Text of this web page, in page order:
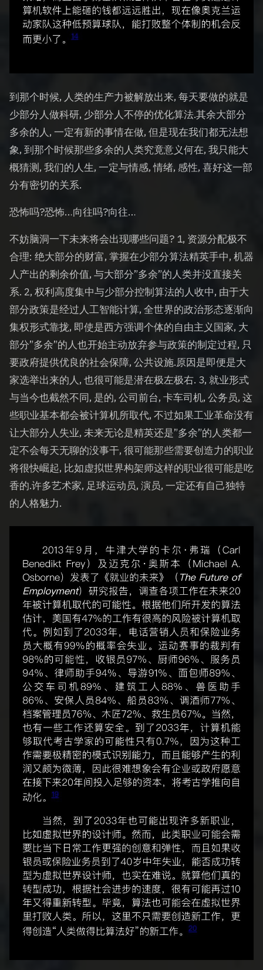
到那个时候, 人类的生产力被解放出来, 每天要做的就是
少部分人做科研, 少部分人不停的优化算法.其余大部分
多余的人, 一定有新的事情在做, 但是现在我们都无法想
象, 到那个时候那些多余的人类究竟意义何在, 我只能大
概猜测, 我们的人生, 一定与情感, 情绪, 感性, 喜好这一部
分有密切的关系.
恐怖吗?恐怖…向往吗?向往…
不妨脑洞一下未来将会出现哪些问题? 1, 资源分配极不
合理: 绝大部分的财富, 掌握在少部分算法精英手中, 机器
人产出的剩余价值, 与大部分”多余”的人类并没直接关
系. 2, 权利高度集中与少部分控制算法的人收中, 由于大
部分政策是经过人工智能计算, 全世界的政治形态逐渐向
集权形式靠拢, 即使是西方强调个体的自由主义国家, 大
部分”多余”的人也开始主动放弃参与政策的制定过程, 只
要政府提供优良的社会保障, 公共设施.原因是即便是大
家选举出来的人, 也很可能是潜在极左极右. 3, 就业形式
与当今也截然不同, 是的, 公司前台, 卡车司机, 公务员, 这
些职业基本都会被计算机所取代, 不过如果工业革命没有
让大部分人失业, 未来无论是精英还是”多余”的人类都一
定不会每天无聊的没事干, 很可能那些需要创造力的职业
将很快崛起, 比如虚拟世界构架师这样的职业很可能是吃
香的.许多艺术家, 足球运动员, 演员, 一定还有自己独特
的人格魅力.